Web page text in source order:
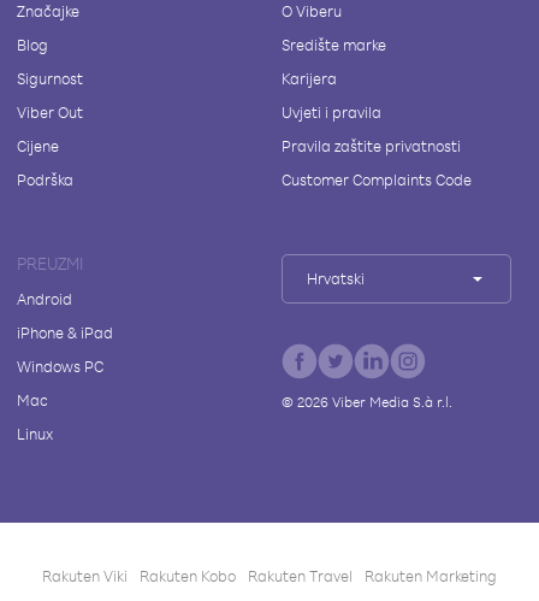
Značajke
Blog
Sigurnost
Viber Out
Cijene
Podrška
O Viberu
Središte marke
Karijera
Uvjeti i pravila
Pravila zaštite privatnosti
Customer Complaints Code
PREUZMI
Android
iPhone & iPad
Windows PC
Mac
Linux
Hrvatski
© 2026Viber Media S.à r.l.
Rakuten Viki Rakuten Kobo Rakuten Travel Rakuten Marketing